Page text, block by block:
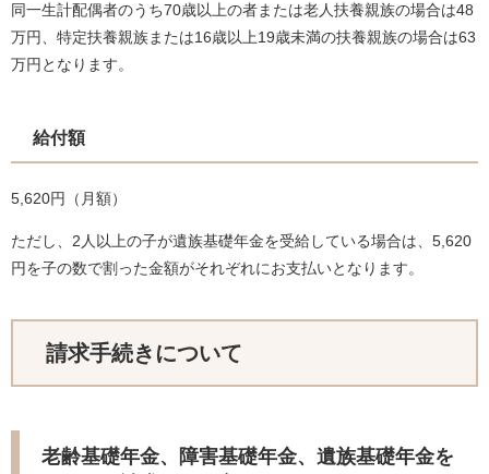
同一生計配偶者のうち70歳以上の者または老人扶養親族の場合は48
万円、特定扶養親族または16歳以上19歳未満の扶養親族の場合は63
万円となります。
給付額
5,620円（月額）
ただし、2人以上の子が遺族基礎年金を受給している場合は、5,620
円を子の数で割った金額がそれぞれにお支払いとなります。
請求手続きについて
老齢基礎年金、障害基礎年金、遺族基礎年金を